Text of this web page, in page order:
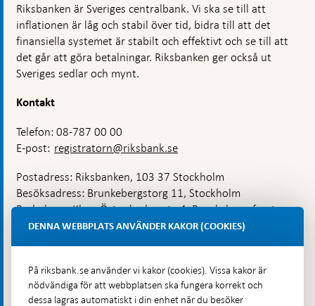
Riksbanken är Sveriges centralbank. Vi ska se till att
inflationen är låg och stabil över tid, bidra till att det
finansiella systemet är stabilt och effektivt och se till att
det går att göra betalningar. Riksbanken ger också ut
Sveriges sedlar och mynt.
Kontakt
Telefon: 08-787 00 00
E-post: registratorn@riksbank.se
Postadress: Riksbanken, 103 37 Stockholm
Besöksadress: Brunkebergstorg 11, Stockholm
Budadress: Klara Östra kyrkogata 4, Brunkebergsfaret,
Lastplats 6
Hitta direkt
DENNA WEBBPLATS ANVÄNDER KAKOR (COOKIES)
På riksbank.se använder vi kakor (cookies). Vissa kakor är
nödvändiga för att webbplatsen ska fungera korrekt och
dessa lagras automatiskt i din enhet när du besöker